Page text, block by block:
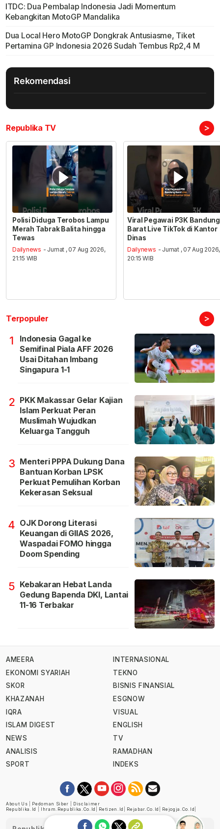
ITDC: Dua Pembalap Indonesia Jadi Momentum
Kebangkitan MotoGP Mandalika
Dua Local Hero MotoGP Dongkrak Antusiasme, Tiket
Pertamina GP Indonesia 2026 Sudah Tembus Rp2,4 M
Rekomendasi
Republika TV >
Polisi Diduga Terobos Lampu
Merah Tabrak Balita hingga
Tewas
Dailynews - Jumat , 07 Aug 2026,
21:15 WIB
Viral Pegawai P3K Bandung
Barat Live TikTok di Kantor
Dinas
Dailynews - Jumat , 07 Aug 2026,
20:15 WIB
Terpopuler >
1
Indonesia Gagal ke
Semifinal Piala AFF 2026
Usai Ditahan Imbang
Singapura 1-1
2 PKK Makassar Gelar Kajian
Islam Perkuat Peran
Muslimah Wujudkan
Keluarga Tangguh
3 Menteri PPPA Dukung Dana
Bantuan Korban LPSK
Perkuat Pemulihan Korban
Kekerasan Seksual
4 OJK Dorong Literasi
Keuangan di GIIAS 2026,
Waspadai FOMO hingga
Doom Spending
5 Kebakaran Hebat Landa
Gedung Bapenda DKI, Lantai
11-16 Terbakar
AMEERA
EKONOMI SYARIAH
SKOR
KHAZANAH
IQRA
ISLAM DIGEST
NEWS
ANALISIS
SPORT
INTERNASIONAL
TEKNO
BISNIS FINANSIAL
ESGNOW
VISUAL
ENGLISH
TV
RAMADHAN
INDEKS
About Us Pedoman Siber
Disclaimer
Republika.id
Ihram.republika.co.id Retizen.id Rejabar.co.id Rejogja.co.id